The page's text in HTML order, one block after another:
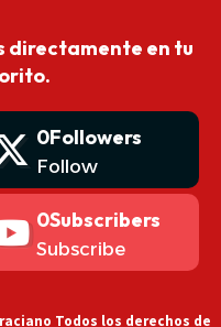
directamente en tu
0Followers
Follow
0Subscribers
Subscribe
Todos los derechos de